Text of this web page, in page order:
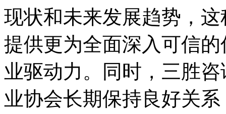
现状和未来发展趋势，
提供更为全面深入可信
业驱动力。同时，三胜
业协会长期保持良好关